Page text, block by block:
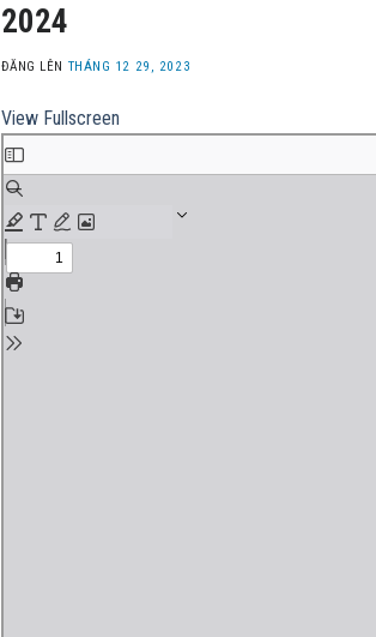
2024
ĐĂNG LÊN THÁNG 12 29, 2023
View Fullscreen